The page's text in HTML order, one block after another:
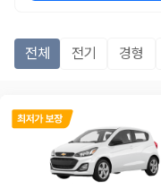
전체 전기 경형